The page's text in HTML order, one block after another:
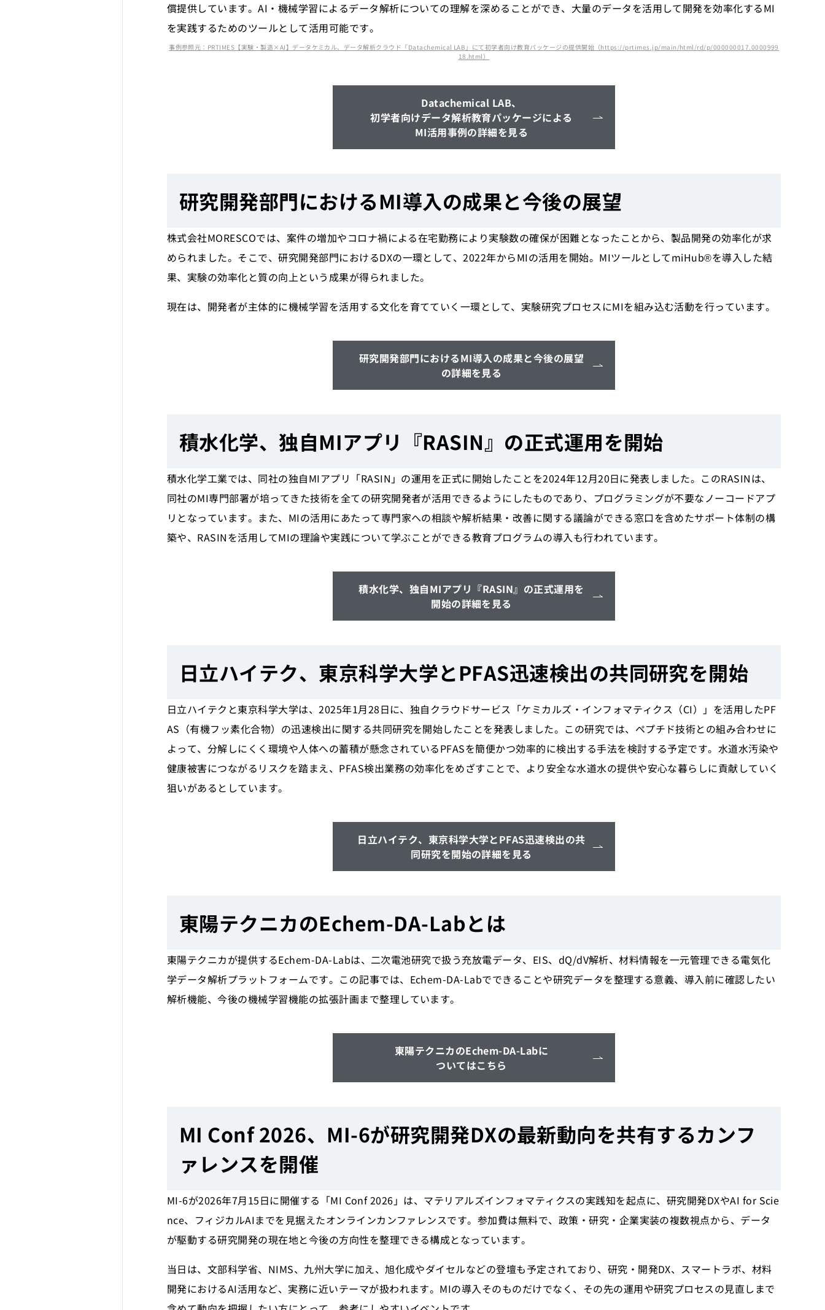
償提供しています。AI・機械学習によるデータ解析についての理解を深めることができ、大量のデータを活用して開発を効率化するMI
を実践するためのツールとして活用可能です。
事例参照元：PRTIMES【実験・製造×AI】データケミカル、データ解析クラウド「Datachemical LAB」にて初学者向け教育パッケージの提供開始（https://prtimes.jp/main/html/rd/p/000000017.0000999
18.html）
Datachemical LAB、
初学者向けデータ解析教育パッケージによる
MI活用事例の詳細を見る
研究開発部門におけるMI導入の成果と今後の展望
株式会社MORESCOでは、案件の増加やコロナ禍による在宅勤務により実験数の確保が困難となったことから、製品開発の効率化が求
められました。そこで、研究開発部門におけるDXの一環として、2022年からMIの活用を開始。MIツールとしてmiHub®︎を導入した結
果、実験の効率化と質の向上という成果が得られました。
現在は、開発者が主体的に機械学習を活用する文化を育てていく一環として、実験研究プロセスにMIを組み込む活動を行っています。
研究開発部門におけるMI導入の成果と今後の展望
の詳細を見る
積水化学、独自MIアプリ『RASIN』の正式運用を開始
積水化学工業では、同社の独自MIアプリ「RASIN」の運用を正式に開始したことを2024年12月20日に発表しました。このRASINは、
同社のMI専門部署が培ってきた技術を全ての研究開発者が活用できるようにしたものであり、プログラミングが不要なノーコードアプ
リとなっています。また、MIの活用にあたって専門家への相談や解析結果・改善に関する議論ができる窓口を含めたサポート体制の構
築や、RASINを活用してMIの理論や実践について学ぶことができる教育プログラムの導入も行われています。
積水化学、独自MIアプリ『RASIN』の正式運用を
開始の詳細を見る
日立ハイテク、東京科学大学とPFAS迅速検出の共同研究を開始
日立ハイテクと東京科学大学は、2025年1月28日に、独自クラウドサービス「ケミカルズ・インフォマティクス（CI）」を活用したPF
AS（有機フッ素化合物）の迅速検出に関する共同研究を開始したことを発表しました。この研究では、ペプチド技術との組み合わせに
よって、分解しにくく環境や人体への蓄積が懸念されているPFASを簡便かつ効率的に検出する手法を検討する予定です。水道水汚染や
健康被害につながるリスクを踏まえ、PFAS検出業務の効率化をめざすことで、より安全な水道水の提供や安心な暮らしに貢献していく
狙いがあるとしています。
日立ハイテク、東京科学大学とPFAS迅速検出の共
同研究を開始の詳細を見る
東陽テクニカのEchem-DA-Labとは
東陽テクニカが提供するEchem-DA-Labは、二次電池研究で扱う充放電データ、EIS、dQ/dV解析、材料情報を一元管理できる電気化
学データ解析プラットフォームです。この記事では、Echem-DA-Labでできることや研究データを整理する意義、導入前に確認したい
解析機能、今後の機械学習機能の拡張計画まで整理しています。
東陽テクニカのEchem-DA-Labに
ついてはこちら
MI Conf 2026、MI-6が研究開発DXの最新動向を共有するカンフ
ァレンスを開催
MI-6が2026年7月15日に開催する「MI Conf 2026」は、マテリアルズインフォマティクスの実践知を起点に、研究開発DXやAI for Scie
nce、フィジカルAIまでを見据えたオンラインカンファレンスです。参加費は無料で、政策・研究・企業実装の複数視点から、データ
が駆動する研究開発の現在地と今後の方向性を整理できる構成となっています。
当日は、文部科学省、NIMS、九州大学に加え、旭化成やダイセルなどの登壇も予定されており、研究・開発DX、スマートラボ、材料
開発におけるAI活用など、実務に近いテーマが扱われます。MIの導入そのものだけでなく、その先の運用や研究プロセスの見直しまで